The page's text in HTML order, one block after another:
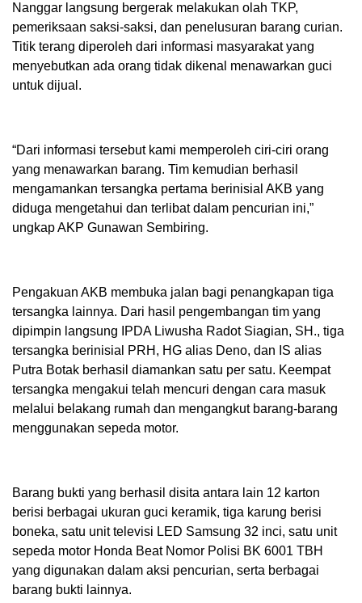
Nanggar langsung bergerak melakukan olah TKP,
pemeriksaan saksi-saksi, dan penelusuran barang curian.
Titik terang diperoleh dari informasi masyarakat yang
menyebutkan ada orang tidak dikenal menawarkan guci
untuk dijual.
“Dari informasi tersebut kami memperoleh ciri-ciri orang
yang menawarkan barang. Tim kemudian berhasil
mengamankan tersangka pertama berinisial AKB yang
diduga mengetahui dan terlibat dalam pencurian ini,”
ungkap AKP Gunawan Sembiring.
Pengakuan AKB membuka jalan bagi penangkapan tiga
tersangka lainnya. Dari hasil pengembangan tim yang
dipimpin langsung IPDA Liwusha Radot Siagian, SH., tiga
tersangka berinisial PRH, HG alias Deno, dan IS alias
Putra Botak berhasil diamankan satu per satu. Keempat
tersangka mengakui telah mencuri dengan cara masuk
melalui belakang rumah dan mengangkut barang-barang
menggunakan sepeda motor.
Barang bukti yang berhasil disita antara lain 12 karton
berisi berbagai ukuran guci keramik, tiga karung berisi
boneka, satu unit televisi LED Samsung 32 inci, satu unit
sepeda motor Honda Beat Nomor Polisi BK 6001 TBH
yang digunakan dalam aksi pencurian, serta berbagai
barang bukti lainnya.